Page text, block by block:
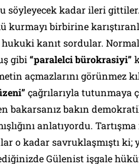
söyleyecek kadar ileri
kurmayı birbirine
kanıt sordular.
gibi “paralelci bürokrasiyi”
açmazlarını görünmez
çağrılarıyla tutunmaya
bakarsanız bakın
anlatıyordu.
o kadar savruklaşmıştı ki;
Gülenist işgale